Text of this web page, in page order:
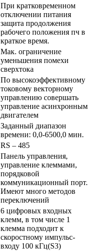
При кратковременном
отключении питания
защита продолжения
рабочего положения пч в
краткое время.
Мак. ограничение
уменьшения помехи
сверхтока
По высокоэффективному
токовому векторному
управлению совершать
управление асинхронным
двигателем
Заданный диапазон
времени: 0,0-6500,0 мин.
RS – 485
Панель управления,
управление клеммами,
порядковой
коммуникационный порт.
Имеют много методов
переключений
6 цифровых входных
клемм, в том числе 1
клемма подходит к
скоростному импульс-
входу 100 кГц(S3)